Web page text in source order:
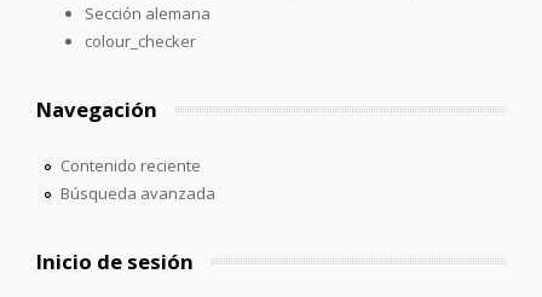
Sección alemana
colour_checker
Navegación
Contenido reciente
Búsqueda avanzada
Inicio de sesión